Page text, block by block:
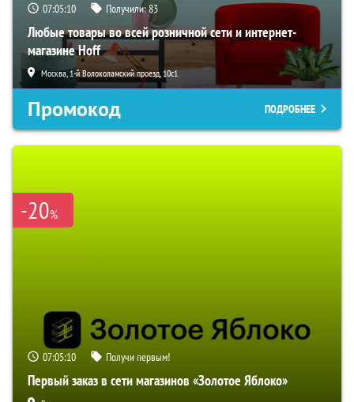
07:05:09 Получили:83
Любые товары во всей розничной сети и интернет-
магазине Hoff
Москва, 1-й Волоколамский проезд, 10с1
Промокод ПОДРОБНЕЕ
-20%
07:05:09 Получи первым!
Первый заказ в сети магазинов «Золотое Яблоко»